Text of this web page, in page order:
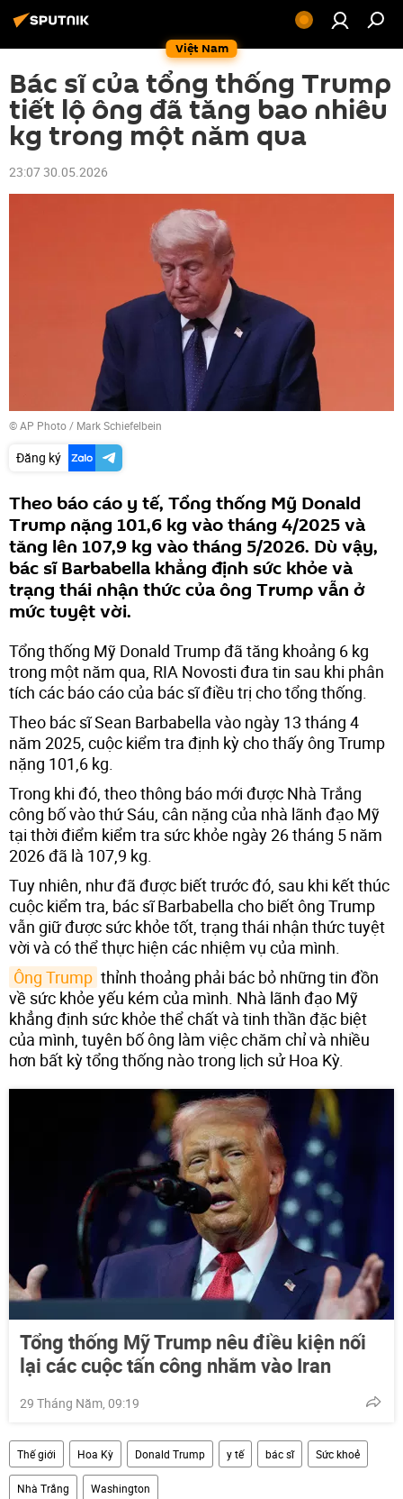
Việt Nam
Bác sĩ của tổng thống Trump
tiết lộ ông đã tăng bao nhiêu
kg trong một năm qua
23:07 30.05.2026
© AP Photo / Mark Schiefelbein
Đăng ký
Theo báo cáo y tế, Tổng thống Mỹ Donald
Trump nặng 101,6 kg vào tháng 4/2025 và
tăng lên 107,9 kg vào tháng 5/2026. Dù vậy,
bác sĩ Barbabella khẳng định sức khỏe và
trạng thái nhận thức của ông Trump vẫn ở
mức tuyệt vời.
Tổng thống Mỹ Donald Trump đã tăng khoảng 6 kg
trong một năm qua, RIA Novosti đưa tin sau khi phân
tích các báo cáo của bác sĩ điều trị cho tổng thống.
Theo bác sĩ Sean Barbabella vào ngày 13 tháng 4
năm 2025, cuộc kiểm tra định kỳ cho thấy ông Trump
nặng 101,6 kg.
Trong khi đó, theo thông báo mới được Nhà Trắng
công bố vào thứ Sáu, cân nặng của nhà lãnh đạo Mỹ
tại thời điểm kiểm tra sức khỏe ngày 26 tháng 5 năm
2026 đã là 107,9 kg.
Tuy nhiên, như đã được biết trước đó, sau khi kết thúc
cuộc kiểm tra, bác sĩ Barbabella cho biết ông Trump
vẫn giữ được sức khỏe tốt, trạng thái nhận thức tuyệt
vời và có thể thực hiện các nhiệm vụ của mình.
Ông Trump thỉnh thoảng phải bác bỏ những tin đồn
về sức khỏe yếu kém của mình. Nhà lãnh đạo Mỹ
khẳng định sức khỏe thể chất và tinh thần đặc biệt
của mình, tuyên bố ông làm việc chăm chỉ và nhiều
hơn bất kỳ tổng thống nào trong lịch sử Hoa Kỳ.
Tổng thống Mỹ Trump nêu điều kiện nối
lại các cuộc tấn công nhằm vào Iran
29 Tháng Năm, 09:19
Thế giới Hoa Kỳ Donald Trump y tế bác sĩ Sức khoẻ
Nhà Trắng Washington